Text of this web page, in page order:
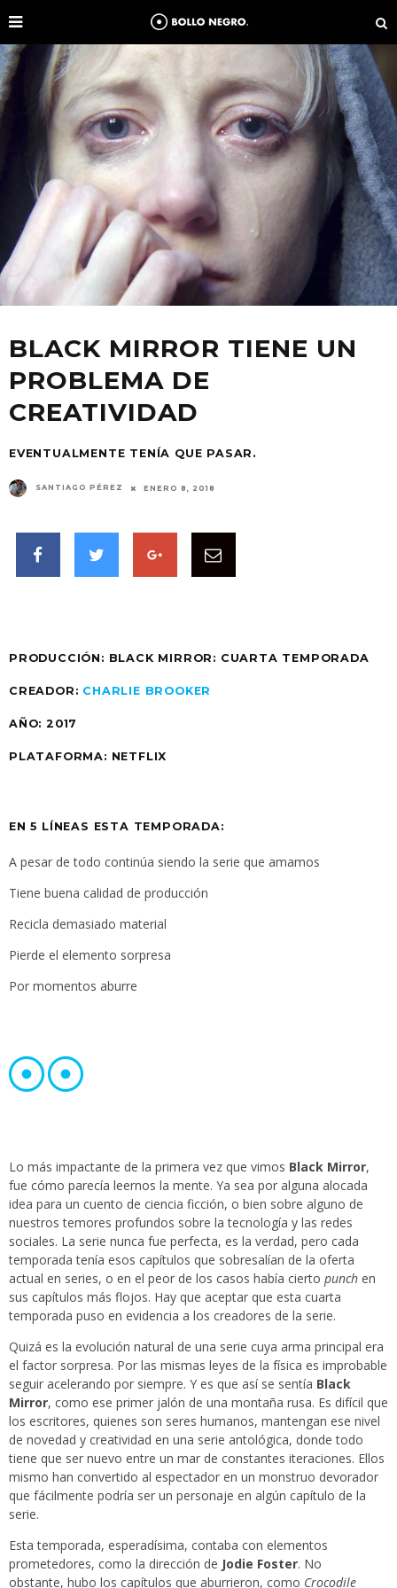
BLACK MIRROR TIENE UN
PROBLEMA DE
CREATIVIDAD
EVENTUALMENTE TENÍA QUE PASAR.
SANTIAGO PÉREZ ENERO 8, 2018
PRODUCCIÓN: BLACK MIRROR: CUARTA TEMPORADA
CREADOR: CHARLIE BROOKER
AÑO: 2017
PLATAFORMA: NETFLIX
EN 5 LÍNEAS ESTA TEMPORADA:
A pesar de todo continúa siendo la serie que amamos
Tiene buena calidad de producción
Recicla demasiado material
Pierde el elemento sorpresa
Por momentos aburre
Lo más impactante de la primera vez que vimos Black Mirror,
fue cómo parecía leernos la mente. Ya sea por alguna alocada
idea para un cuento de ciencia ficción, o bien sobre alguno de
nuestros temores profundos sobre la tecnología y las redes
sociales. La serie nunca fue perfecta, es la verdad, pero cada
temporada tenía esos capítulos que sobresalían de la oferta
actual en series, o en el peor de los casos había cierto punch en
sus capítulos más flojos. Hay que aceptar que esta cuarta
temporada puso en evidencia a los creadores de la serie.
Quizá es la evolución natural de una serie cuya arma principal era
el factor sorpresa. Por las mismas leyes de la física es improbable
seguir acelerando por siempre. Y es que así se sentía Black
Mirror, como ese primer jalón de una montaña rusa. Es difícil que
los escritores, quienes son seres humanos, mantengan ese nivel
de novedad y creatividad en una serie antológica, donde todo
tiene que ser nuevo entre un mar de constantes iteraciones. Ellos
mismo han convertido al espectador en un monstruo devorador
que fácilmente podría ser un personaje en algún capítulo de la
serie.
Esta temporada, esperadísima, contaba con elementos
prometedores, como la dirección de Jodie Foster. No
obstante, hubo los capítulos que aburrieron, como Crocodile